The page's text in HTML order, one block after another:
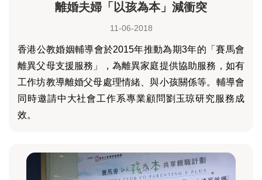
離婚夫婦「以孩為本」減衝突
11-06-2018
香港公教婚姻輔導會於2015年推動為期3年的「賽馬會
離異父母支援服務」，為離異家庭提供協助服務，如有
工作坊教導離婚父母處理情緒、與小孩關係等。輔導會
同時邀請中大社會工作系專業顧問劉玉琼研究服務成
效。